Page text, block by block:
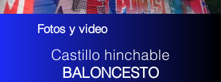
Fotos y video
Castillo hinchable
BALONCESTO